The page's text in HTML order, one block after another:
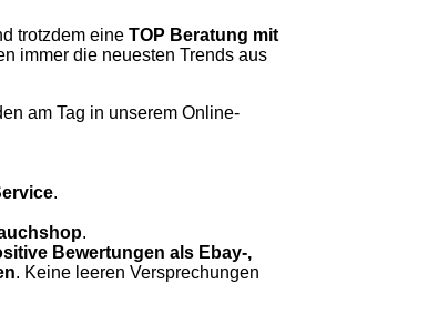
trotzdem eine TOP Beratung mit
immer die neuesten Trends aus
am Tag in unserem Online-
.
.
Bewertungen als Ebay-,
. Keine leeren Versprechungen